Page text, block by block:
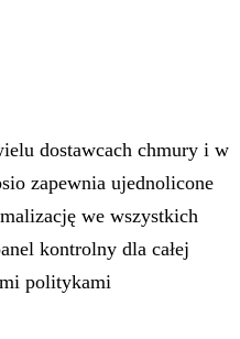
dostawcach chmury i w
zapewnia ujednolicone
we wszystkich
kontrolny dla całej
politykami